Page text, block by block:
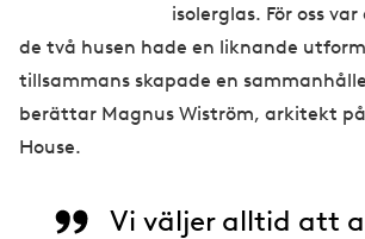
isolerglas. För oss
de två husen hade en liknande
tillsammans skapade en
berättar Magnus Wiström, arkitekt på
House.
Vi väljer alltid att